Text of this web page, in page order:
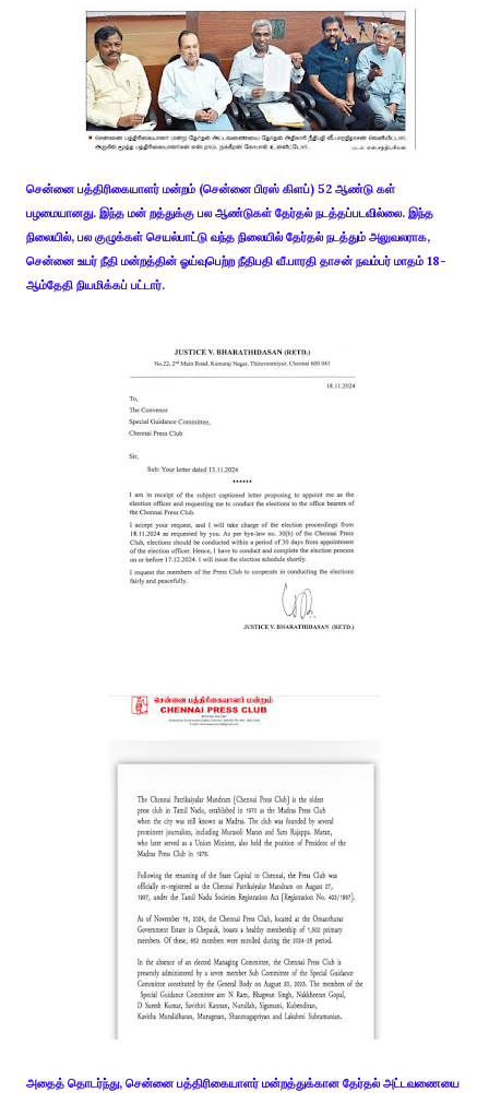
சென்னை பத்திரிகையாளர் மன்றம் (சென்னை பிரஸ் கிளப்) 52 ஆண்டு கள்
பழமையானது. இந்த மன் றத்துக்கு பல ஆண்டுகள் தேர்தல் நடத்தப்படவில்லை. இந்த
நிலையில், பல குழுக்கள் செயல்பாட்டு வந்த நிலையில் தேர்தல் நடத்தும் அலுவலராக,
சென்னை உயர் நீதி மன்றத்தின் ஓய்வுபெற்ற நீதிபதி வீ.பாரதி தாசன் நவம்பர் மாதம் 18-
ஆம்தேதி நியமிக்கப் பட்டார்.
அதைத் தொடர்ந்து, சென்னை பத்திரிகையாளர் மன்றத்துக்கான தேர்தல் அட்டவணையை